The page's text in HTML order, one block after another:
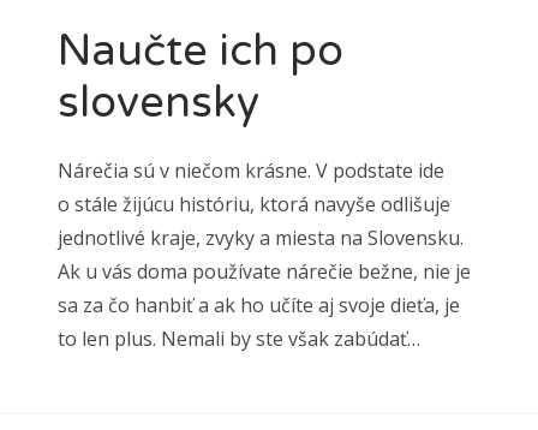
Naučte ich po
slovensky
Nárečia sú v niečom krásne. V podstate ide
o stále žijúcu históriu, ktorá navyše odlišuje
jednotlivé kraje, zvyky a miesta na Slovensku.
Ak u vás doma používate nárečie bežne, nie je
sa za čo hanbiť a ak ho učíte aj svoje dieťa, je
to len plus. Nemali by ste však zabúdať…